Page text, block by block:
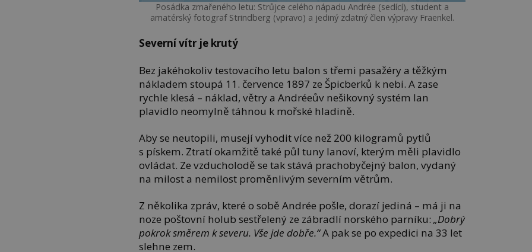
Posádka zmařeného letu: Strůjce celého nápadu Andrée (sedící), student a
amatérský fotograf Strindberg (vpravo) a jediný zdatný člen výpravy Fraenkel.
Severní vítr je krutý
Bez jakéhokoliv testovacího letu balon s třemi pasažéry a těžkým
nákladem stoupá 11. července 1897 ze Špicberků k nebi. A zase
rychle klesá – náklad, větry a Andréeův nešikovný systém lan
plavidlo neomylně táhnou k mořské hladině.
Aby se neutopili, musejí vyhodit více než 200 kilogramů pytlů
s pískem. Ztratí okamžitě také půl tuny lanoví, kterým měli plavidlo
ovládat. Ze vzducholodě se tak stává prachobyčejný balon, vydaný
na milost a nemilost proměnlivým severním větrům.
Z několika zpráv, které o sobě Andrée pošle, dorazí jediná – má ji na
noze poštovní holub sestřelený ze zábradlí norského parníku:„Dobrý
pokrok směrem k severu. Vše jde dobře.“A pak se po expedici na 33 let
slehne zem.